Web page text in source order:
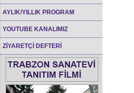
AYLIK/YILLIK PROGRAM
YOUTUBE KANALIMIZ
ZİYARETÇİ DEFTERİ